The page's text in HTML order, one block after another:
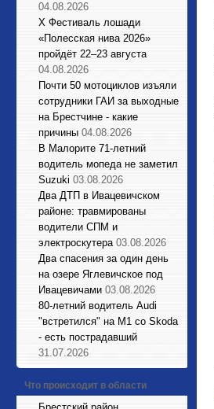
04.08.2026
X Фестиваль лошади
«Полесская нива 2026»
пройдёт 22–23 августа
04.08.2026
Почти 50 мотоциклов изъяли
сотрудники ГАИ за выходные
на Брестчине - какие
причины 04.08.2026
В Малорите 71-летний
водитель мопеда не заметил
Suzuki 03.08.2026
Два ДТП в Ивацевичском
районе: травмированы
водители СПМ и
электроскутера 03.08.2026
Два спасения за один день
на озере Яглевичское под
Ивацевичами 03.08.2026
80-летний водитель Audi
"встретился" на М1 со Skoda
- есть пострадавший
31.07.2026
Что происходит в области